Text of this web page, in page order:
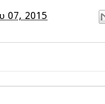
07, 2015